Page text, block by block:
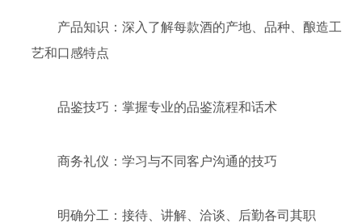
产品知识：深入了解每款酒的产地、品种、酿造工
艺和口感特点
品鉴技巧：掌握专业的品鉴流程和话术
商务礼仪：学习与不同客户沟通的技巧
明确分工：接待、讲解、洽谈、后勤各司其职